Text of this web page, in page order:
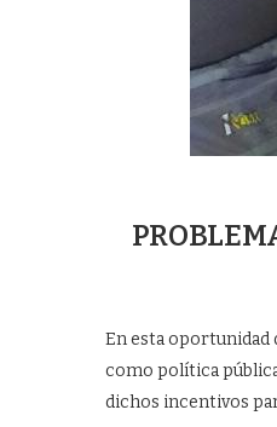
En esta
como política
dichos incentivos